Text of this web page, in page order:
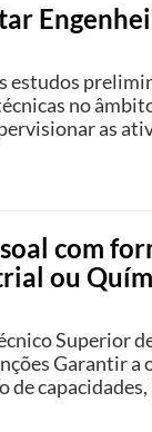
estudos
no
as
com
ou
Superior
Garantir
de